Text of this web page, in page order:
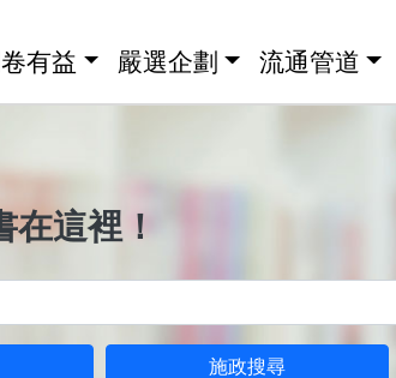
有益 嚴選企劃 流通管道
在這裡！
施政搜尋